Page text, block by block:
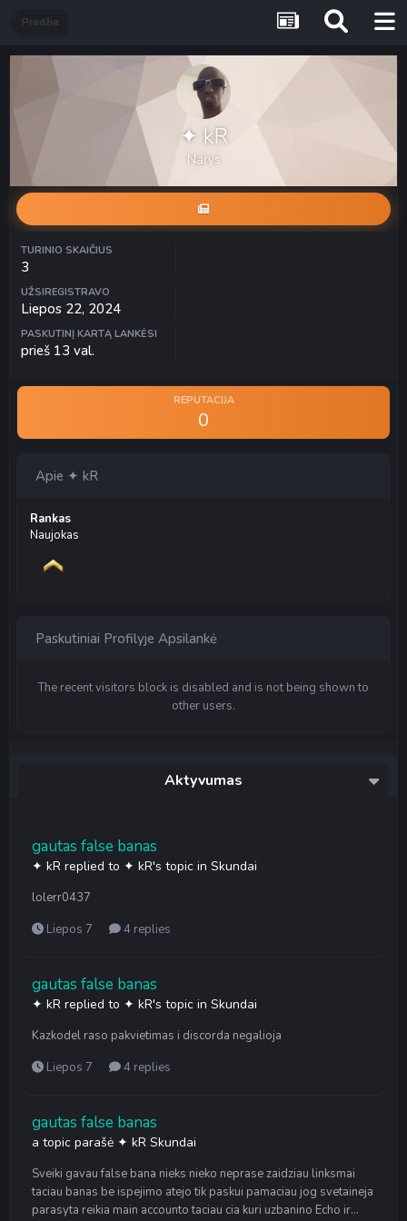
Pradžia
✦ kR
Narys
TURINIO SKAIČIUS
3
UŽSIREGISTRAVO
Liepos 22, 2024
PASKUTINĮ KARTĄ LANKĖSI
prieš 13 val.
REPUTACIJA
0
Apie ✦ kR
Rankas
Naujokas
Paskutiniai Profilyje Apsilankė
The recent visitors block is disabled and is not being shown to
other users.
Aktyvumas
gautas false banas
✦ kR replied to ✦ kR's topic in Skundai
lolerr0437
Liepos 7
4 replies
gautas false banas
✦ kR replied to ✦ kR's topic in Skundai
Kazkodel raso pakvietimas i discorda negalioja
Liepos 7
4 replies
gautas false banas
a topic parašė ✦ kR Skundai
Sveiki gavau false bana nieks nieko neprase zaidziau linksmai
taciau banas be ispejimo atejo tik paskui pamaciau jog svetaineja
parasyta reikia main accounto taciau cia kuri uzbanino Echo ir...